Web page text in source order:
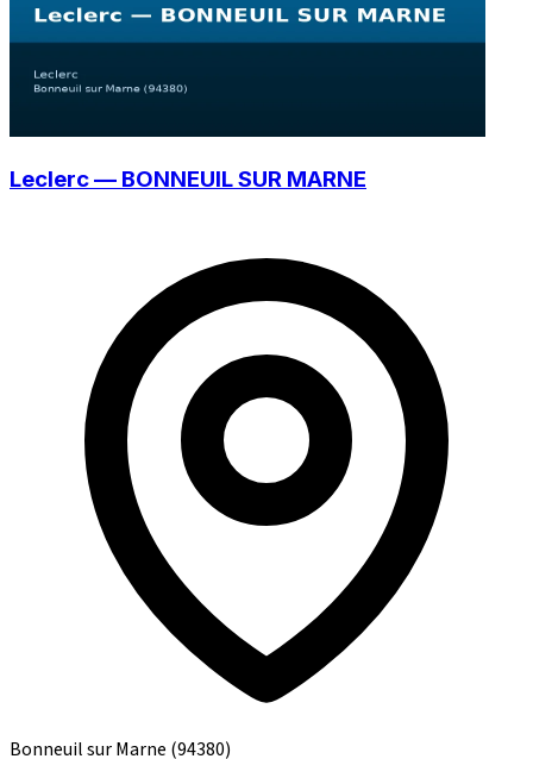
Leclerc — BONNEUIL SUR MARNE
Bonneuil sur Marne (94380)